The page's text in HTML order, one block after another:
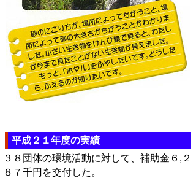
平成２１年度の実績
３８団体の環境活動に対して、補助金６,２
８７千円を交付した。